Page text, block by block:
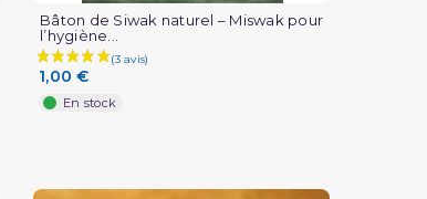
Bâton de Siwak naturel – Miswak pour
l’hygiène...
1,00 €
En stock